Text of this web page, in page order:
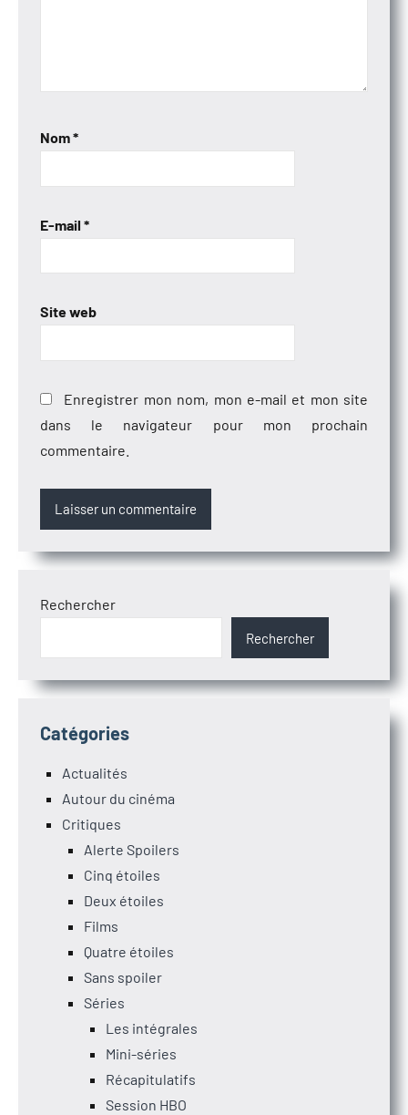
Nom*
E-mail *
Site web
Enregistrer mon nom, mon e-mail et mon site
dans le navigateur pour mon prochain
commentaire.
Rechercher
Rechercher
Catégories
Actualités
Autour du cinéma
Critiques
Alerte Spoilers
Cinq étoiles
Deux étoiles
Films
Quatre étoiles
Sans spoiler
Séries
Les intégrales
Mini-séries
Récapitulatifs
Session HBO